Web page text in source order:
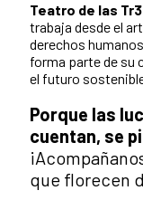
Teatro de las
trabaja desde el
derechos
forma parte de su
el futuro
Porque las
cuentan, se
que florecen